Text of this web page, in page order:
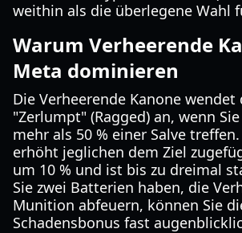
weithin als die überlegene Wahl
Warum Verheerende
Meta dominieren
Die Verheerende Kanone wendet
"Zerlumpt" (Ragged) an, wenn
mehr als 50 % einer Salve
erhöht jeglichen dem Ziel
um 10 % und ist bis zu dreimal
Sie zwei Batterien haben, die
Munition abfeuern, können Sie
Schadensbonus fast